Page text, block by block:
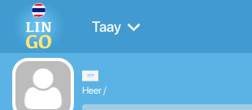
Taay
Heer/